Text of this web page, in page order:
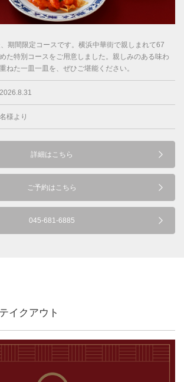
期間限定コースです。横浜中華街で親しまれて67
た特別コースをご用意しました。親しみのある味わ
ねた一皿一皿を、ぜひご堪能ください。
様より
詳細はこちら
ご予約はこちら
045-681-6885
イクアウト